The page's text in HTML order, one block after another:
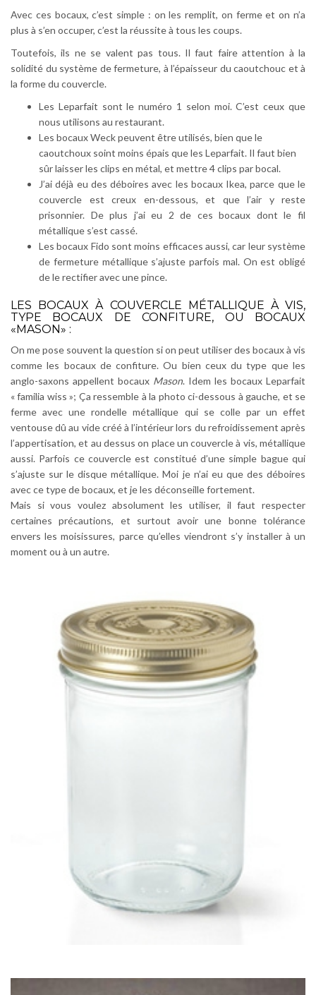
Avec ces bocaux, c’est simple : on les remplit, on ferme et on n’a
plus à s’en occuper, c’est la réussite à tous les coups.
Toutefois, ils ne se valent pas tous. Il faut faire attention à la
solidité du système de fermeture, à l’épaisseur du caoutchouc et à
la forme du couvercle.
Les Leparfait sont le numéro 1 selon moi. C’est ceux que
nous utilisons au restaurant.
Les bocaux Weck peuvent être utilisés, bien que le
caoutchoux soint moins épais que les Leparfait. Il faut bien
sûr laisser les clips en métal, et mettre 4 clips par bocal.
J’ai déjà eu des déboires avec les bocaux Ikea, parce que le
couvercle est creux en-dessous, et que l’air y reste
prisonnier. De plus j’ai eu 2 de ces bocaux dont le fil
métallique s’est cassé.
Les bocaux Fido sont moins efficaces aussi, car leur système
de fermeture métallique s’ajuste parfois mal. On est obligé
de le rectifier avec une pince.
LES BOCAUX À COUVERCLE MÉTALLIQUE À VIS,
TYPE BOCAUX DE CONFITURE, OU BOCAUX
«MASON» :
On me pose souvent la question si on peut utiliser des bocaux à vis
comme les bocaux de confiture. Ou bien ceux du type que les
anglo-saxons appellent bocaux Mason. Idem les bocaux Leparfait
« familia wiss »; Ça ressemble à la photo ci-dessous à gauche, et se
ferme avec une rondelle métallique qui se colle par un effet
ventouse dû au vide créé à l’intérieur lors du refroidissement après
l’appertisation, et au dessus on place un couvercle à vis, métallique
aussi. Parfois ce couvercle est constitué d’une simple bague qui
s’ajuste sur le disque métallique. Moi je n’ai eu que des déboires
avec ce type de bocaux, et je les déconseille fortement.
Mais si vous voulez absolument les utiliser, il faut respecter
certaines précautions, et surtout avoir une bonne tolérance
envers les moisissures, parce qu’elles viendront s’y installer à un
moment ou à un autre.